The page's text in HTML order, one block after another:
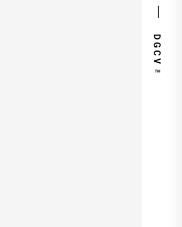
DGCV™